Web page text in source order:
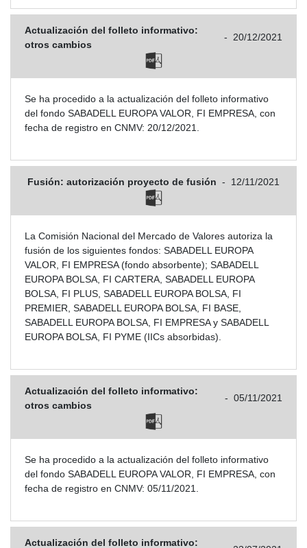
Actualización del folleto informativo:
otros cambios
- 20/12/2021
Se ha procedido a la actualización del folleto informativo
del fondo SABADELL EUROPA VALOR, FI EMPRESA, con
fecha de registro en CNMV: 20/12/2021.
Fusión: autorización proyecto de fusión - 12/11/2021
La Comisión Nacional del Mercado de Valores autoriza la
fusión de los siguientes fondos: SABADELL EUROPA
VALOR, FI EMPRESA (fondo absorbente); SABADELL
EUROPA BOLSA, FI CARTERA, SABADELL EUROPA
BOLSA, FI PLUS, SABADELL EUROPA BOLSA, FI
PREMIER, SABADELL EUROPA BOLSA, FI BASE,
SABADELL EUROPA BOLSA, FI EMPRESA y SABADELL
EUROPA BOLSA, FI PYME (IICs absorbidas).
Actualización del folleto informativo:
otros cambios
- 05/11/2021
Se ha procedido a la actualización del folleto informativo
del fondo SABADELL EUROPA VALOR, FI EMPRESA, con
fecha de registro en CNMV: 05/11/2021.
Actualización del folleto informativo: